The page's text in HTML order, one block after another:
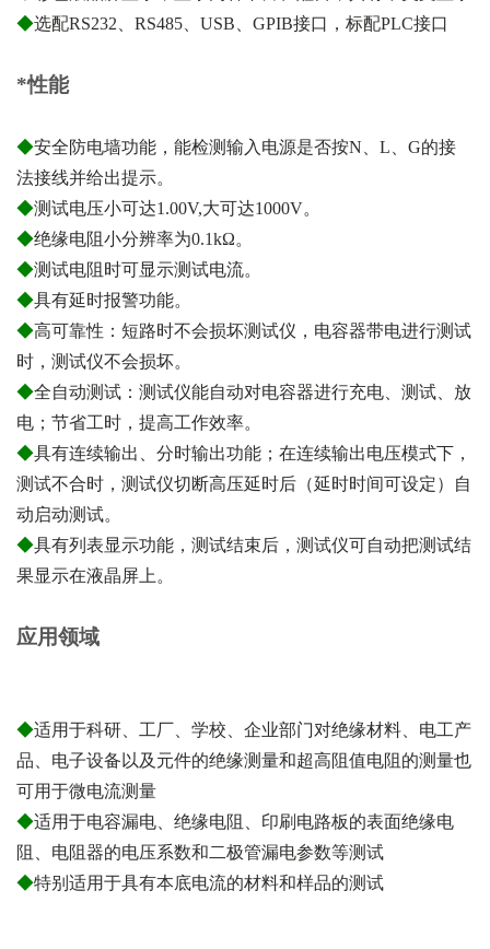
◆选配RS232、RS485、USB、GPIB接口，标配PLC接口
*性能
◆安全防电墙功能，能检测输入电源是否按N、L、G的接
法接线并给出提示。
◆测试电压小可达1.00V,大可达1000V。
◆绝缘电阻小分辨率为0.1kΩ。
◆测试电阻时可显示测试电流。
◆具有延时报警功能。
◆高可靠性：短路时不会损坏测试仪，电容器带电进行测试
时，测试仪不会损坏。
◆全自动测试：测试仪能自动对电容器进行充电、测试、放
电；节省工时，提高工作效率。
◆具有连续输出、分时输出功能；在连续输出电压模式下，
测试不合时，测试仪切断高压延时后（延时时间可设定）自
动启动测试。
◆具有列表显示功能，测试结束后，测试仪可自动把测试结
果显示在液晶屏上。
应用领域
◆适用于科研、工厂、学校、企业部门对绝缘材料、电工产
品、电子设备以及元件的绝缘测量和超高阻值电阻的测量也
可用于微电流测量
◆适用于电容漏电、绝缘电阻、印刷电路板的表面绝缘电
阻、电阻器的电压系数和二极管漏电参数等测试
◆特别适用于具有本底电流的材料和样品的测试